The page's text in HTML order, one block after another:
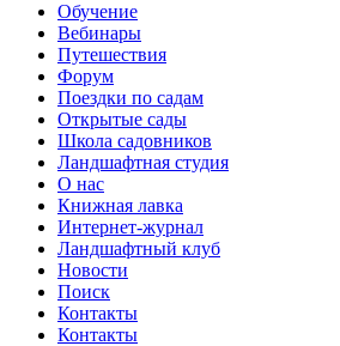
Обучение
Вебинары
Путешествия
Форум
Поездки по садам
Открытые сады
Школа садовников
Ландшафтная студия
О нас
Книжная лавка
Интернет-журнал
Ландшафтный клуб
Новости
Поиск
Контакты
Контакты